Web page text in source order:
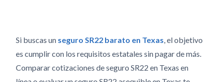
Si buscas un seguro SR22 barato en Texas, el objetivo
es cumplir con los requisitos estatales sin pagar de más.
Comparar cotizaciones de seguro SR22 en Texas en